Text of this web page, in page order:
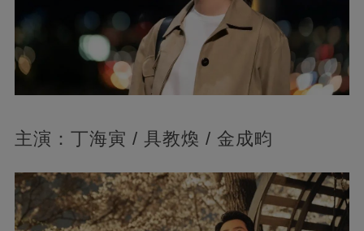
主演：丁海寅 / 具教煥 / 金成畇